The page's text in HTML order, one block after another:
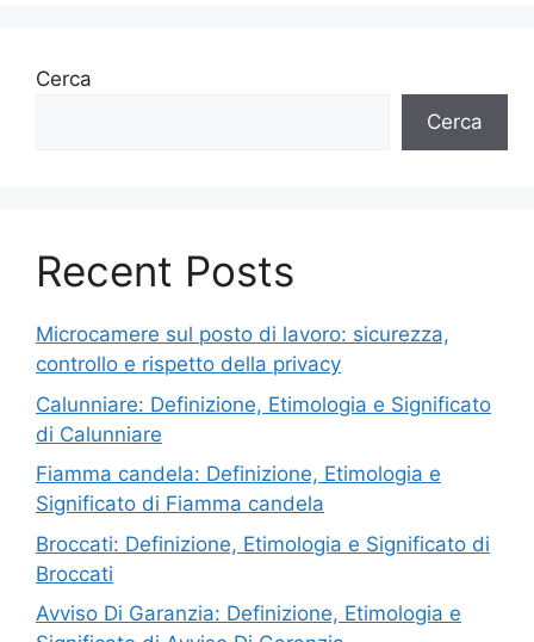
Cerca
Cerca
Recent Posts
Microcamere sul posto di lavoro: sicurezza,
controllo e rispetto della privacy
Calunniare: Definizione, Etimologia e Significato
di Calunniare
Fiamma candela: Definizione, Etimologia e
Significato di Fiamma candela
Broccati: Definizione, Etimologia e Significato di
Broccati
Avviso Di Garanzia: Definizione, Etimologia e